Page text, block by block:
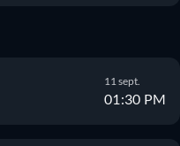
11 sept.
01:30 PM